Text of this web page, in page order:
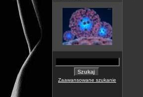
Zaawansowane szukanie